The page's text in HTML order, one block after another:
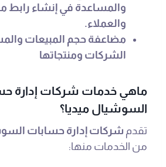
والمساعدة في إنشاء رابط
والعملاء.
مضاعفة حجم المبيعات
الشركات ومنتجاتها
ماهي خدمات شركات إدارة
السوشيال ميديا؟
تقدم شركات إدارة حسابات
من الخدمات منها: